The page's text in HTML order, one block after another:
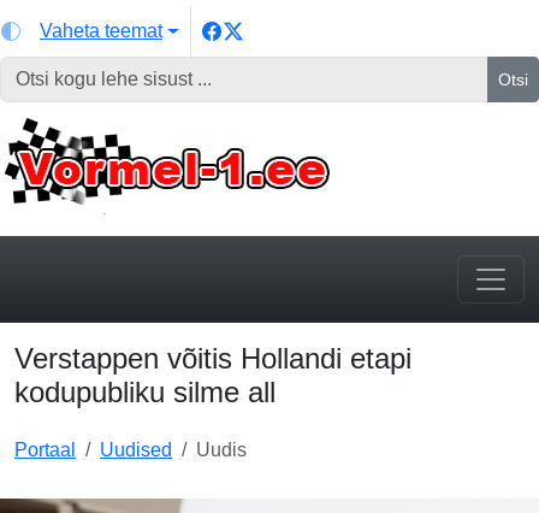
Vaheta teemat
Otsi
Verstappen võitis Hollandi etapi
kodupubliku silme all
Portaal Uudised Uudis